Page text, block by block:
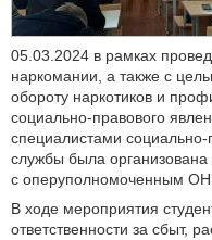
05.03.2024 в рамках
наркомании, а также с
обороту наркотиков и
социально-правового
специалистами социально-
службы была
с оперуполномоченным
В ходе мероприятия
ответственности за сбыт,